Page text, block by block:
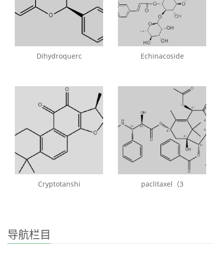
Dihydroquerc Echinacoside
Cryptotanshi paclitaxel（3
导航栏目